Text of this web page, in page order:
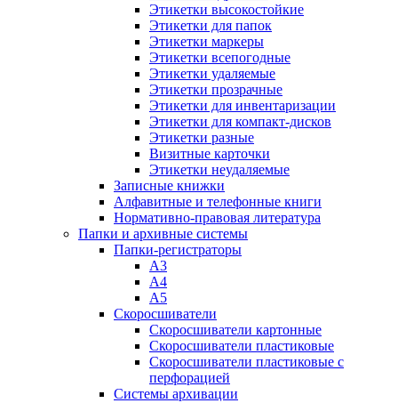
Этикетки высокостойкие
Этикетки для папок
Этикетки маркеры
Этикетки всепогодные
Этикетки удаляемые
Этикетки прозрачные
Этикетки для инвентаризации
Этикетки для компакт-дисков
Этикетки разные
Визитные карточки
Этикетки неудаляемые
Записные книжки
Алфавитные и телефонные книги
Нормативно-правовая литература
Папки и архивные системы
Папки-регистраторы
А3
А4
А5
Скоросшиватели
Скоросшиватели картонные
Скоросшиватели пластиковые
Скоросшиватели пластиковые с
перфорацией
Системы архивации